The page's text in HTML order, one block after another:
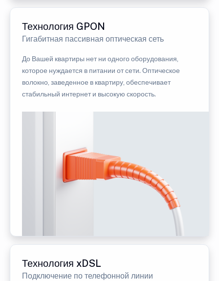
Технология GPON
Гигабитная пассивная оптическая сеть
До Вашей квартиры нет ни одного оборудования,
которое нуждается в питании от сети. Оптическое
волокно, заведенное в квартиру, обеспечивает
стабильный интернет и высокую скорость.
Технология xDSL
Подключение по телефонной линии